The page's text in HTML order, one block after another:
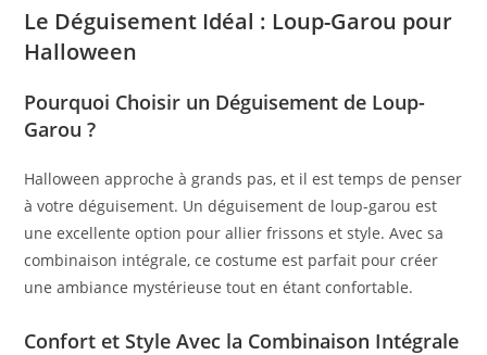
Le Déguisement Idéal : Loup-Garou pour
Halloween
Pourquoi Choisir un Déguisement de Loup-
Garou ?
Halloween approche à grands pas, et il est temps de penser
à votre déguisement. Un déguisement de loup-garou est
une excellente option pour allier frissons et style. Avec sa
combinaison intégrale, ce costume est parfait pour créer
une ambiance mystérieuse tout en étant confortable.
Confort et Style Avec la Combinaison Intégrale